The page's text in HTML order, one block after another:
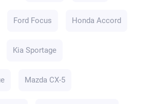
Ford Focus Honda Accord
Kia Sportage
Mazda CX-5